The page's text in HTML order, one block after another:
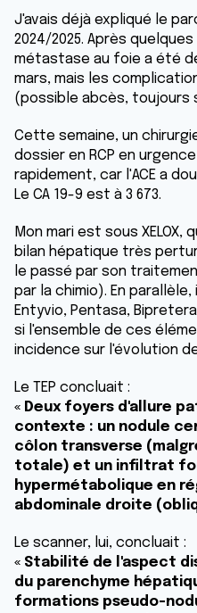
J'avais déjà expliqué le
2024/2025. Après
métastase au foie a été
mars, mais les
(possible abcès, toujours
Cette semaine, un
dossier en RCP en
rapidement, car l'ACE a
Le CA 19-9 est à 3 673.
Mon mari est sous
bilan hépatique très
le passé par son
par la chimio). En
Entyvio, Pentasa,
si l'ensemble de ces
incidence sur l'évolution
Le TEP concluait :
« Deux foyers d'allure
contexte : un nodule
côlon transverse
totale) et un infiltrat
hypermétabolique en
abdominale droite
Le scanner, lui, concluait :
« Stabilité de l'aspect
du parenchyme
formations pseudo-